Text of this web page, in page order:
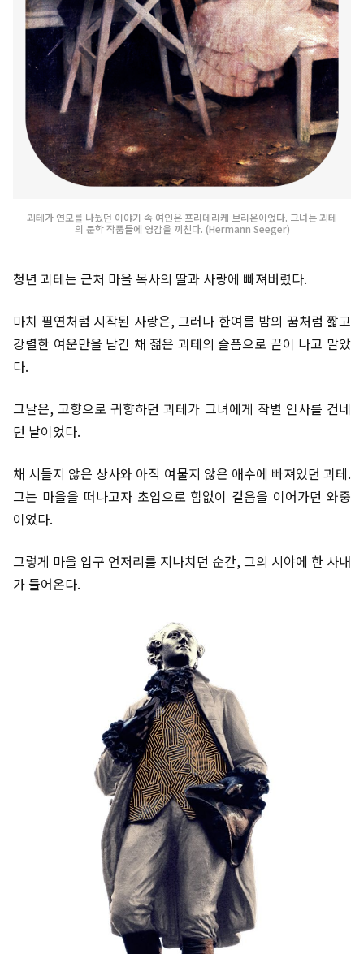
괴테가 연모를 나눴던 이야기 속 여인은 프리데리케 브리온이었다. 그녀는 괴테
의 문학 작품들에 영감을 끼친다. (Hermann Seeger)
청년 괴테는 근처 마을 목사의 딸과 사랑에 빠져버렸다.
마치 필연처럼 시작된 사랑은, 그러나 한여름 밤의 꿈처럼 짧고
강렬한 여운만을 남긴 채 젊은 괴테의 슬픔으로 끝이 나고 말았
다.
그날은, 고향으로 귀향하던 괴테가 그녀에게 작별 인사를 건네
던 날이었다.
채 시들지 않은 상사와 아직 여물지 않은 애수에 빠져있던 괴테.
그는 마을을 떠나고자 초입으로 힘없이 걸음을 이어가던 와중
이었다.
그렇게 마을 입구 언저리를 지나치던 순간, 그의 시야에 한 사내
가 들어온다.